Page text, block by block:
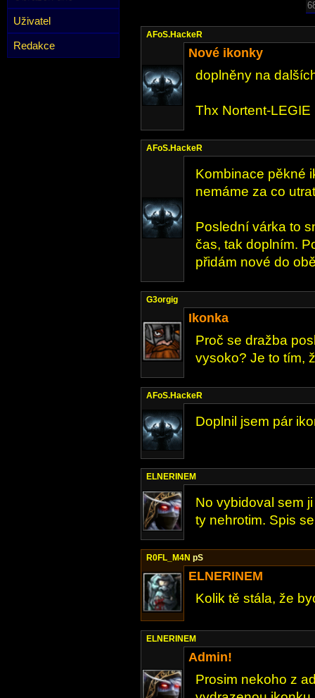
Uživatel
Redakce
AFoS.HackeR
Nové ikonky
doplněny na
Thx Nortent-LEGIE
AFoS.HackeR
Kombinace pěkné
nemáme za co
Poslední várka to
čas, tak doplním.
přidám nové do
G3orgig
Ikonka
Proč se dražba
vysoko? Je to tím,
AFoS.HackeR
Doplnil jsem pár
ELNERINEM
No vybidoval sem
ty nehrotim. Spis
R0FL_M4N pS
ELNERINEM
Kolik tě stála, že
ELNERINEM
Admin!
Prosim nekoho z